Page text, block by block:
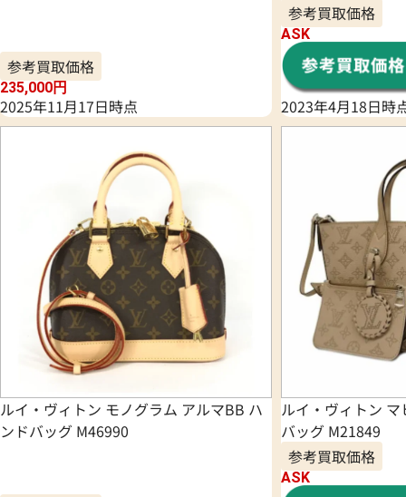
参考買取価格
235,000円
2025年11月17日時点
参考買取価格
ASK
2023年4月18日時
ルイ・ヴィトン モノグラム アルマBB ハ
ンドバッグ M46990
ルイ・ヴィトン
バッグ M21849
参考買取価格
ASK